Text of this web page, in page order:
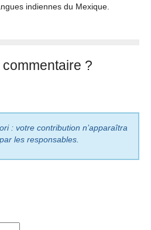
indiennes du Mexique.
?
: votre contribution n’apparaîtra
les responsables.